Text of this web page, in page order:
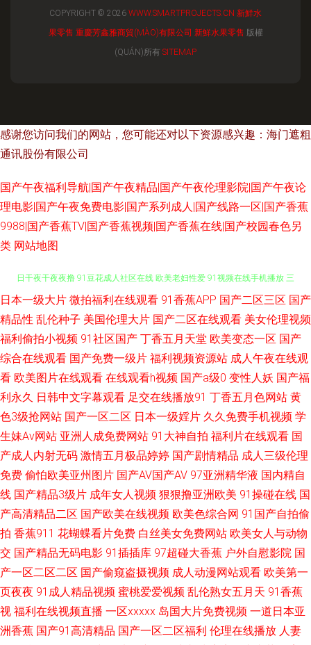
COPYRIGHT © 2026 WWW.SMARTPROJECTS.CN 新鮮水
果零售 重慶芳鑫雅商貿(MÀO)有限公司 新鮮水果零售 版權
(QUÁN)所有 SITEMAP
感谢您访问我们的网站，您可能还对以下资源感兴趣：海门遮粗
通讯股份有限公司
国产午夜福利导航|国产午夜精品|国产午夜伦理影院|国产午夜论
理电影|国产午夜免费电影|国产系列成人|国产线路一区|国产香蕉
9988|国产香蕉TV|国产香蕉视频|国产香蕉在线|国产校园春色另
类 网站地图
91蜜桃做爱视频 91草免费在线看 深夜精品福利 大香蕉导航 91网页入口免费
日干夜干夜夜撸 91豆花成人社区在线 欧美老妇性爱 91视频在线手机播放 三
级黄色高清在线 超碰日韩人人乐 91av偷拍视频 男人超踫 91精品在线观看竹
菊 日本人人色 伊人院入口一二三 久久网一区 九九热久久 91熟女十分钟中文
视频 天堂人久久 东京热青品 伊人久久网站上 国产欧美首页 91日曼黄 免费
在线www 91尤物白虎 婷婷色色五月一区二区 国产精品丝袜黑色高跟 91超碰
porn 久久免费视频精品色 91午夜福利影院 日本三区色 超碰日日夜夜操 伊人
视频在线观看 99自拍网 国外91视频在线观看 香蕉伊人av一本 国产日韩综合
一区 色色婷婷五月天日韩 久久爱夜夜草骚逼 91啦熟女视频 青娱乐豆花视频
日本一级大片 微拍福利在线观看 91香蕉APP 国产二区三区 国产
精品性 乱伦种子 美国伦理大片 国产二区在线观看 美女伦理视频
福利偷拍小视频 91社区国产 丁香五月天堂 欧美变态一区 国产
综合在线观看 国产免费一级片 福利视频资源站 成人午夜在线观
看 欧美图片在线观看 在线观看h视频 国产a级0 变性人妖 国产福
利永久 日韩中文字幕观看 足交在线播放91 丁香五月色网站 黄
色3级抢网站 国产一区二区 日本一级婬片 久久免费手机视频 学
生妹Av网站 亚洲人成免费网站 91大神自拍 福利片在线观看 国
产成人内射无码 激情五月极品婷婷 国产剧情精品 成人三级伦理
免费 偷怕欧美亚州图片 国产AV国产AV 97亚洲精华液 国内精自
线 国产精品3级片 成年女人视频 狠狠撸亚洲欧美 91操碰在线 国
产高清精品二区 国产欧美在线视频 欧美色综合网 91国产自拍偷
拍 香蕉911 花蝴蝶看片免费 白丝美女免费网站 欧美女人与动物
交 国产精品无码电影 91插插库 97超碰大香蕉 户外自慰影院 国
产一区二区二区 国产偷窥盗摄视频 成人动漫网站观看 欧美第一
页夜夜 91成人精品视频 蜜桃爱爱视频 乱伦熟女五月天 91香蕉
视 福利在线视频直播 一区xxxxx 岛国大片免费视频 一道日本亚
洲香蕉 国产91高清精品 国产一区二区福利 伦理在线播放 人妻